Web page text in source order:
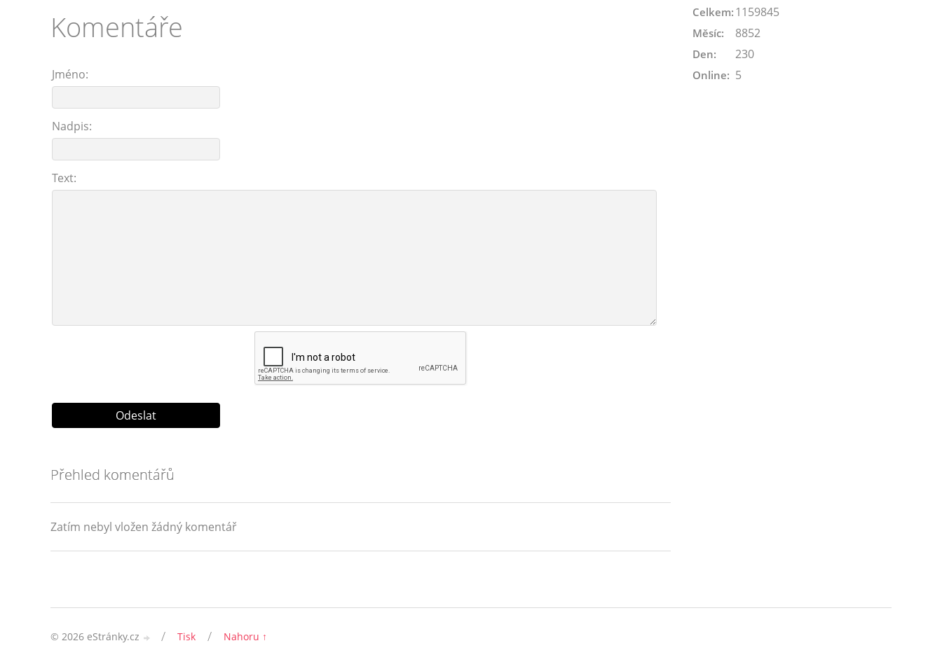
Komentáře
Jméno:
Nadpis:
Text:
Přehled komentářů
Zatím nebyl vložen žádný komentář
Online: 5
Celkem: 1159845
Měsíc: 8852
Den: 230
© 2026 eStránky.cz / Tisk / Nahoru ↑